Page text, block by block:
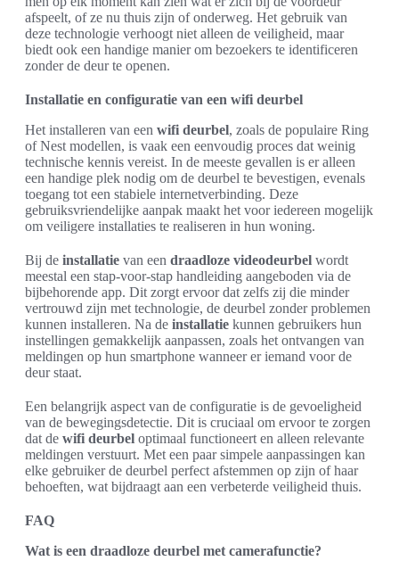
afspeelt, of ze nu thuis zijn of onderweg. Het gebruik van
deze technologie verhoogt niet alleen de veiligheid, maar
biedt ook een handige manier om bezoekers te identificeren
zonder de deur te openen.
Installatie en configuratie van een wifi deurbel
Het installeren van een wifi deurbel, zoals de populaire Ring
of Nest modellen, is vaak een eenvoudig proces dat weinig
technische kennis vereist. In de meeste gevallen is er alleen
een handige plek nodig om de deurbel te bevestigen, evenals
toegang tot een stabiele internetverbinding. Deze
gebruiksvriendelijke aanpak maakt het voor iedereen mogelijk
om veiligere installaties te realiseren in hun woning.
Bij de installatie van een draadloze videodeurbel wordt
meestal een stap-voor-stap handleiding aangeboden via de
bijbehorende app. Dit zorgt ervoor dat zelfs zij die minder
vertrouwd zijn met technologie, de deurbel zonder problemen
kunnen installeren. Na de installatie kunnen gebruikers hun
instellingen gemakkelijk aanpassen, zoals het ontvangen van
meldingen op hun smartphone wanneer er iemand voor de
deur staat.
Een belangrijk aspect van de configuratie is de gevoeligheid
van de bewegingsdetectie. Dit is cruciaal om ervoor te zorgen
dat de wifi deurbel optimaal functioneert en alleen relevante
meldingen verstuurt. Met een paar simpele aanpassingen kan
elke gebruiker de deurbel perfect afstemmen op zijn of haar
behoeften, wat bijdraagt aan een verbeterde veiligheid thuis.
FAQ
Wat is een draadloze deurbel met camerafunctie?